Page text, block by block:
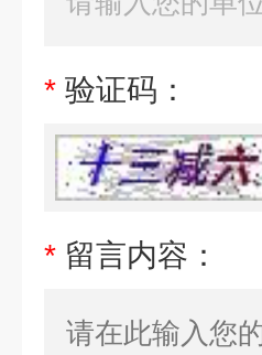
* 验证码：
* 留言内容：